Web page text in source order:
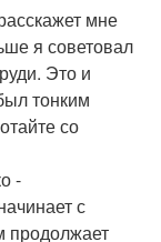
мне
я советовал
Это и
тонким
со
-
с
продолжает